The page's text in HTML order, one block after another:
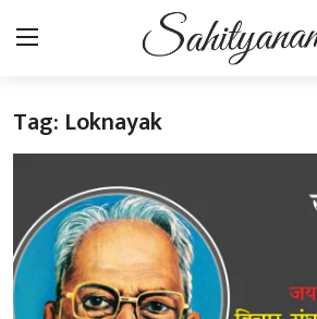
Login
स्वतंत्रता सेनानी
साहित्य समाचार
Tag: Loknayak